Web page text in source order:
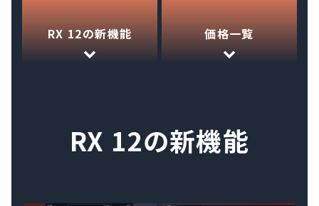
RX 12の新機能 価格一覧
RX 12の新機能